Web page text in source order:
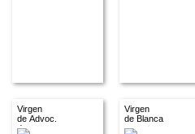
Virgen
de Advoc.
descon.
Virgen
de Blanca